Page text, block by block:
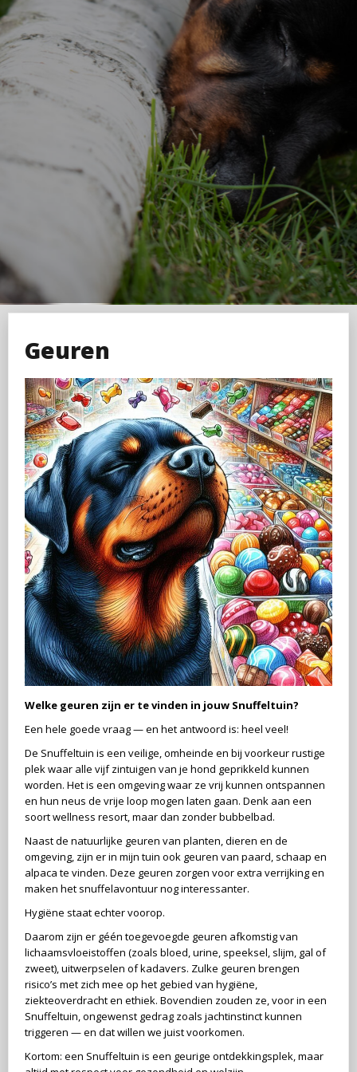
Geuren
Welke geuren zijn er te vinden in jouw Snuffeltuin?
Een hele goede vraag — en het antwoord is: heel veel!
De Snuffeltuin is een veilige, omheinde en bij voorkeur rustige
plek waar alle vijf zintuigen van je hond geprikkeld kunnen
worden. Het is een omgeving waar ze vrij kunnen ontspannen
en hun neus de vrije loop mogen laten gaan. Denk aan een
soort wellness resort, maar dan zonder bubbelbad.
Naast de natuurlijke geuren van planten, dieren en de
omgeving, zijn er in mijn tuin ook geuren van paard, schaap en
alpaca te vinden. Deze geuren zorgen voor extra verrijking en
maken het snuffelavontuur nog interessanter.
Hygiëne staat echter voorop.
Daarom zijn er géén toegevoegde geuren afkomstig van
lichaamsvloeistoffen (zoals bloed, urine, speeksel, slijm, gal of
zweet), uitwerpselen of kadavers. Zulke geuren brengen
risico’s met zich mee op het gebied van hygiëne,
ziekteoverdracht en ethiek. Bovendien zouden ze, voor in een
Snuffeltuin, ongewenst gedrag zoals jachtinstinct kunnen
triggeren — en dat willen we juist voorkomen.
Kortom: een Snuffeltuin is een geurige ontdekkingsplek, maar